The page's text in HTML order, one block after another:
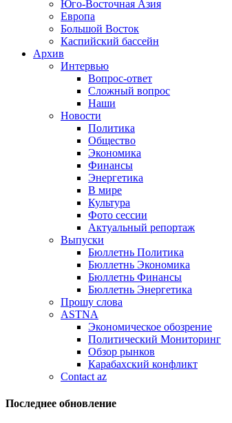
Юго-Восточная Азия
Европа
Большой Восток
Каспийский бассейн
Архив
Интервью
Вопрос-ответ
Сложный вопрос
Наши
Новости
Политика
Общество
Экономика
Финансы
Энергетика
В мире
Культура
Фото сессии
Актуальный репортаж
Выпуски
Бюллетнь Политика
Бюллетнь Экономика
Бюллетнь Финансы
Бюллетнь Энергетика
Прошу слова
ASTNA
Экономическое обозрение
Политический Мониторинг
Обзор рынков
Карабахский конфликт
Contact az
Последнее обновление